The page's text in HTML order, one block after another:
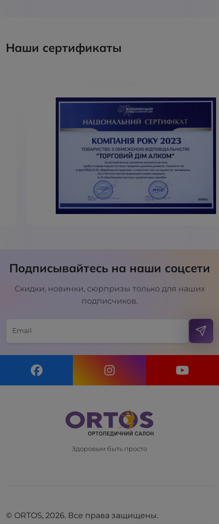
Наши сертификаты
Подписывайтесь на наши соцсети
Скидки, новинки, сюрпризы только для наших
подписчиков.
Здоровым быть просто
© ORTOS, 2026. Все права защищены.